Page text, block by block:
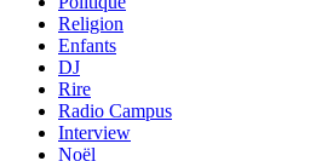
Religion
Enfants
DJ
Rire
Radio Campus
Interview
Noël